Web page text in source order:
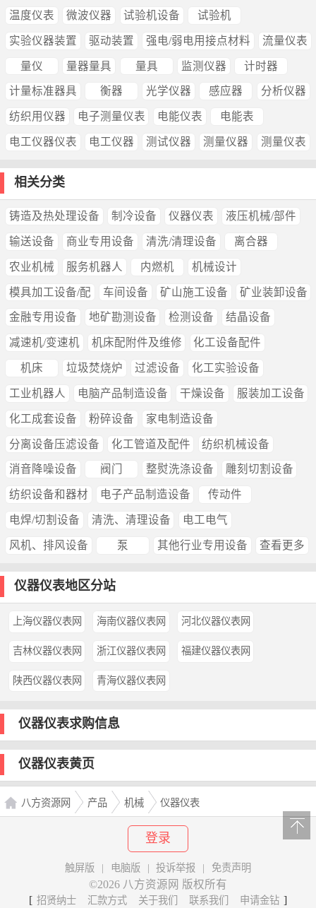
温度仪表 微波仪器 试验机设备 试验机
实验仪器装置 驱动装置 强电/弱电用接点材料 流量仪表
量仪 量器量具 量具 监测仪器 计时器
计量标准器具 衡器 光学仪器 感应器 分析仪器
纺织用仪器 电子测量仪表 电能仪表 电能表
电工仪器仪表 电工仪器 测试仪器 测量仪器 测量仪表
相关分类
铸造及热处理设备 制冷设备 仪器仪表 液压机械/部件
输送设备 商业专用设备 清洗/清理设备 离合器
农业机械 服务机器人 内燃机 机械设计
模具加工设备/配 车间设备 矿山施工设备 矿业装卸设备
金融专用设备 地矿勘测设备 检测设备 结晶设备
减速机/变速机 机床配附件及维修 化工设备配件
机床 垃圾焚烧炉 过滤设备 化工实验设备
工业机器人 电脑产品制造设备 干燥设备 服装加工设备
化工成套设备 粉碎设备 家电制造设备
分离设备压滤设备 化工管道及配件 纺织机械设备
消音降噪设备 阀门 整熨洗涤设备 雕刻切割设备
纺织设备和器材 电子产品制造设备 传动件
电焊/切割设备 清洗、清理设备 电工电气
风机、排风设备 泵 其他行业专用设备 查看更多
仪器仪表地区分站
上海仪器仪表网 海南仪器仪表网 河北仪器仪表网
吉林仪器仪表网 浙江仪器仪表网 福建仪器仪表网
陕西仪器仪表网 青海仪器仪表网
仪器仪表求购信息
仪器仪表黄页
八方资源网 产品 机械 仪器仪表
登录
触屏版 | 电脑版 | 投诉举报 | 免责声明
©2026 八方资源网 版权所有
[ 招贤纳士 汇款方式 关于我们 联系我们 申请金钻 ]